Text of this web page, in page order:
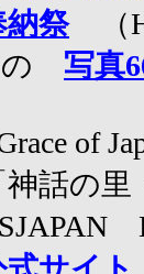
納祭（
写真
of
神話の